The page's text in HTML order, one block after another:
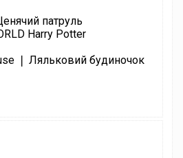
патруль
Harry Potter
❘ Ляльковий будиночок